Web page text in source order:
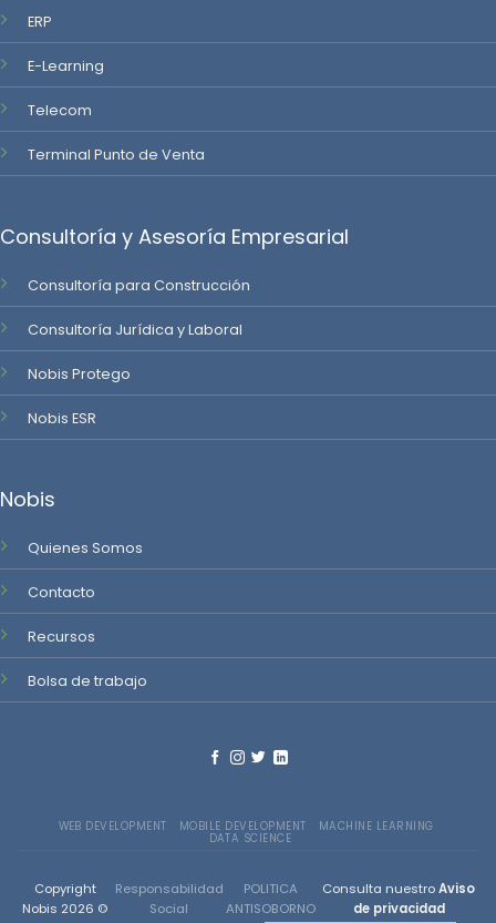
ERP
E-Learning
Telecom
Terminal Punto de Venta
Consultoría y Asesoría Empresarial
Consultoría para Construcción
Consultoría Jurídica y Laboral
Nobis Protego
Nobis ESR
Nobis
Quienes Somos
Contacto
Recursos
Bolsa de trabajo
WEB DEVELOPMENT MOBILE DEVELOPMENT
MACHINE LEARNING
DATA SCIENCE
Copyright
Nobis 2026 ©
Responsabilidad
Social
POLITICA
ANTISOBORNO
Consulta nuestroAviso
de privacidad